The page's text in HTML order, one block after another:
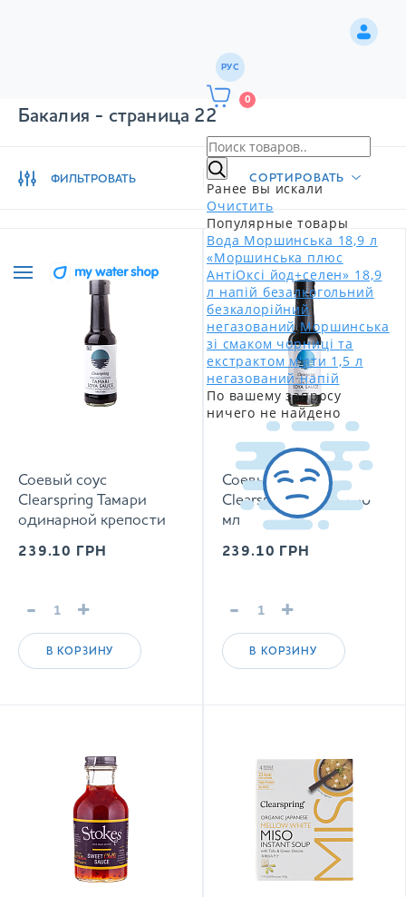
РУС
0
Ранее вы искали
Очистить
Популярные товары
Вода Моршинська 18,9 л
«Моршинська плюс
АнтіОксі йод+селен» 18,9
л напій безалкогольний
безкалорійний
негазований Моршинська
зі смаком чорниці та
екстрактом м'яти 1,5 л
негазований напій
По вашему запросу
ничего не найдено
Бакалия - страница 22
ФИЛЬТРОВАТЬ СОРТИРОВАТЬ
Соевый соус
Clearspring Тамари
одинарной крепости
239.10 ГРН
- +
В КОРЗИНУ
Соевый соус
Clearspring Шою 150
мл
239.10 ГРН
- +
В КОРЗИНУ